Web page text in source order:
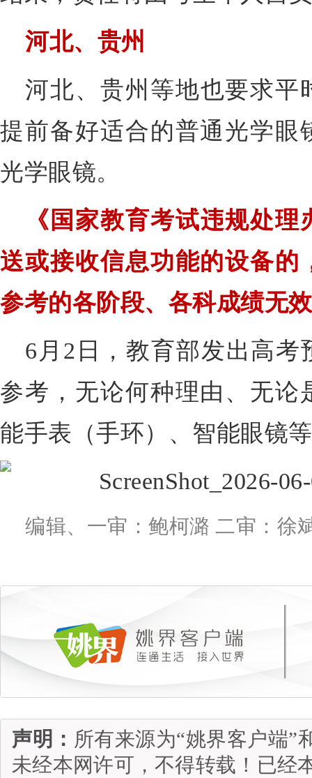
河北、贵州
河北、贵州等地也要求平
提前备好适合的普通光学眼
光学眼镜。
《国家教育考试违规处
送或接收信息功能的设备的
参考的各阶段、各科成绩无
6月2日，教育部发出高
参考，无论何种理由、无论
能手表（手环）、智能眼镜
编辑、一审：鲍柯潞 二审：徐
声明： 所有来源为“姚界客户端”
未经本网许可，不得转载！已经